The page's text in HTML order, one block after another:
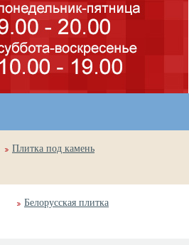
Плитка под камень
Белорусская плитка